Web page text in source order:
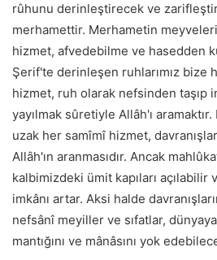
rûhunu derinleştirecek ve
merhamettir. Merhametin
hizmet, afvedebilme ve hasedden
Şerif'te derinleşen ruhlarımız bize
hizmet, ruh olarak nefsinden taşıp
yayılmak sûretiyle Allâh'ı
uzak her samîmî hizmet,
Allâh'ın aranmasıdır. Ancak
kalbimizdeki ümit kapıları açılabilir
imkânı artar. Aksi halde
nefsânî meyiller ve sıfatlar,
mantığını ve mânâsını yok